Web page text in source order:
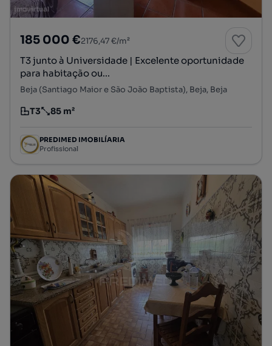
185 000 €2176,47 €/m²
T3 junto à Universidade | Excelente oportunidade
para habitação ou...
Beja (Santiago Maior e São João Baptista), Beja, Beja
Tipologia
T3
Preço por metro quadrado
85 m²
PREDIMED IMOBILÍARIA
Profissional